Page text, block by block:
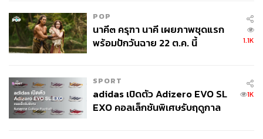
ข้อเสนอเพื่อให้รัฐควรพิจารณา
สร้างพื้นที่และเวที รัฐควรสนับสนุนเวทีโชว์ศักยภาพ
เยาวชนด้านวัฒนธรรมสร้างสรรค์ในระดับจังหวัดและ
ภูมิภาคอย่างสม่ำเสมอ ไม่ใช่แค่การประกวดในงาน
POP
นาคี๓ ครุฑา นาคี เผยภาพชุดแรก
พร้อมปักวันฉาย 22 ต.ค. นี้
1.1K
SPORT
adidas เปิดตัว Adizero EVO SL
EXO คอลเล็กชันพิเศษรับฤดูกาล
1K